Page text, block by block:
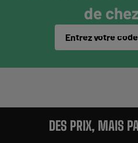
de
Entrez votre
DES PRIX, MAIS